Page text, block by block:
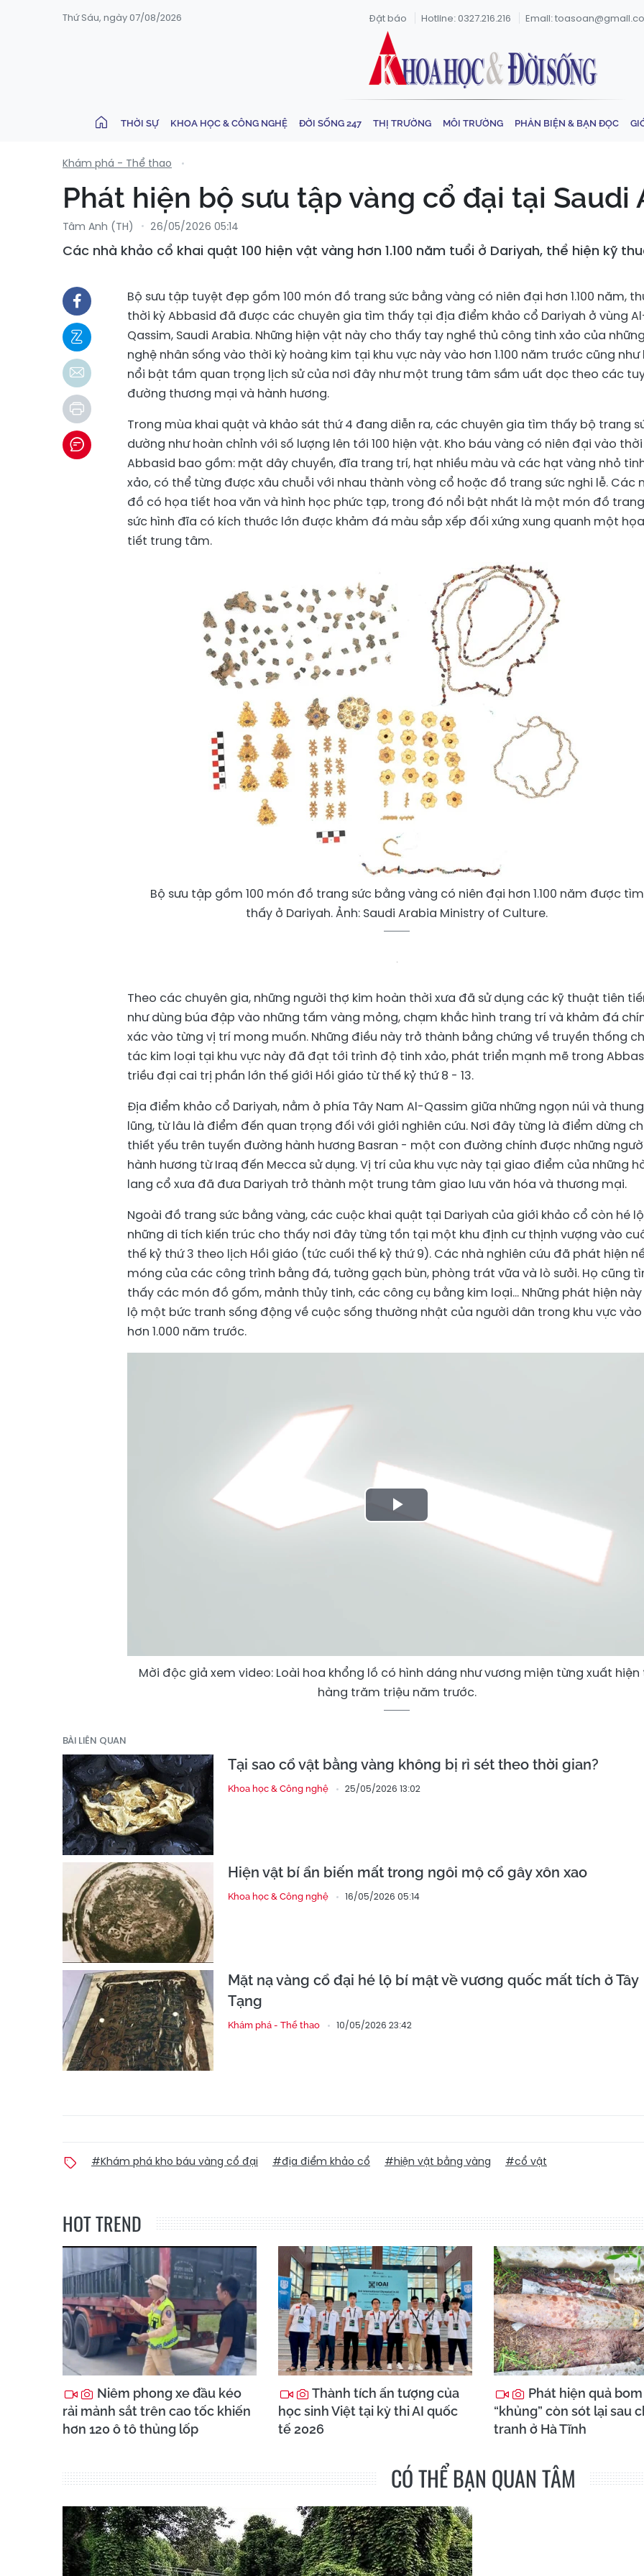
Thứ Sáu, ngày 07/08/2026 Đặt báo Hotline: 0327.216.216 Email:
THỜI SỰ KHOA HỌC & CÔNG NGHỆ ĐỜI SỐNG 247 THỊ TRƯỜNG MÔI TRƯỜNG PHẢN BIỆN & BẠN ĐỌC
Khám phá - Thể thao
Phát hiện bộ sưu tập vàng cổ đại tại Saudi
Tâm Anh (TH) 26/05/2026 05:14
Các nhà khảo cổ khai quật 100 hiện vật vàng hơn 1.100 năm tuổi ở Dariyah, thể hiện kỹ
Bộ sưu tập tuyệt đẹp gồm 100 món đồ trang sức bằng vàng có niên đại hơn 1.100 năm,
thời kỳ Abbasid đã được các chuyên gia tìm thấy tại địa điểm khảo cổ Dariyah ở vùng
Qassim, Saudi Arabia. Những hiện vật này cho thấy tay nghề thủ công tinh xảo của những
nghệ nhân sống vào thời kỳ hoàng kim tại khu vực này vào hơn 1.100 năm trước cũng như
nổi bật tầm quan trọng lịch sử của nơi đây như một trung tâm sầm uất dọc theo các
đường thương mại và hành hương.
Trong mùa khai quật và khảo sát thứ 4 đang diễn ra, các chuyên gia tìm thấy bộ trang
dường như hoàn chỉnh với số lượng lên tới 100 hiện vật. Kho báu vàng có niên đại vào
Abbasid bao gồm: mặt dây chuyền, đĩa trang trí, hạt nhiều màu và các hạt vàng nhỏ
xảo, có thể từng được xâu chuỗi với nhau thành vòng cổ hoặc đồ trang sức nghi lễ. Các
đồ có họa tiết hoa văn và hình học phức tạp, trong đó nổi bật nhất là một món đồ trang
sức hình đĩa có kích thước lớn được khảm đá màu sắp xếp đối xứng xung quanh một họa
tiết trung tâm.
Bộ sưu tập gồm 100 món đồ trang sức bằng vàng có niên đại hơn 1.100 năm được tìm
thấy ở Dariyah. Ảnh: Saudi Arabia Ministry of Culture.
Theo các chuyên gia, những người thợ kim hoàn thời xưa đã sử dụng các kỹ thuật tiên
như dùng búa đập vào những tấm vàng mỏng, chạm khắc hình trang trí và khảm đá
xác vào từng vị trí mong muốn. Những điều này trở thành bằng chứng về truyền thống
tác kim loại tại khu vực này đã đạt tới trình độ tinh xảo, phát triển mạnh mẽ trong
triều đại cai trị phần lớn thế giới Hồi giáo từ thế kỷ thứ 8 - 13.
Địa điểm khảo cổ Dariyah, nằm ở phía Tây Nam Al-Qassim giữa những ngọn núi và thung
lũng, từ lâu là điểm đến quan trọng đối với giới nghiên cứu. Nơi đây từng là điểm dừng
thiết yếu trên tuyến đường hành hương Basran - một con đường chính được những
hành hương từ Iraq đến Mecca sử dụng. Vị trí của khu vực này tại giao điểm của những
lang cổ xưa đã đưa Dariyah trở thành một trung tâm giao lưu văn hóa và thương mại.
Ngoài đồ trang sức bằng vàng, các cuộc khai quật tại Dariyah của giới khảo cổ còn hé lộ
những di tích kiến ​​trúc cho thấy nơi đây từng tồn tại một khu định cư thịnh vượng vào
thế kỷ thứ 3 theo lịch Hồi giáo (tức cuối thế kỷ thứ 9). Các nhà nghiên cứu đã phát hiện
móng của các công trình bằng đá, tường gạch bùn, phòng trát vữa và lò sưởi. Họ cũng
thấy các món đồ gốm, mảnh thủy tinh, các công cụ bằng kim loại... Những phát hiện này
lộ một bức tranh sống động về cuộc sống thường nhật của người dân trong khu vực vào
hơn 1.000 năm trước.
Play
Mời độc giả xem video: Loài hoa khổng lồ có hình dáng như vương miện từng xuất hiện
hàng trăm triệu năm trước.
BÀI LIÊN QUAN
Tại sao cổ vật bằng vàng không bị rỉ sét theo thời gian?
Khoa học & Công nghệ 25/05/2026 13:02
Hiện vật bí ẩn biến mất trong ngôi mộ cổ gây xôn xao
Khoa học & Công nghệ 16/05/2026 05:14
Mặt nạ vàng cổ đại hé lộ bí mật về vương quốc mất tích ở Tây
Tạng
Khám phá - Thể thao 10/05/2026 23:42
#Khám phá kho báu vàng cổ đại #địa điểm khảo cổ #hiện vật bằng vàng #cổ vật
HOT TREND
Niêm phong xe đầu kéo
rải mảnh sắt trên cao tốc khiến
hơn 120 ô tô thủng lốp
Thành tích ấn tượng của
học sinh Việt tại kỳ thi AI quốc
tế 2026
Phát hiện quả bom
“khủng” còn sót lại sau
tranh ở Hà Tĩnh
CÓ THỂ BẠN QUAN TÂM